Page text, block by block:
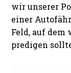
wir unserer
einer
Feld, auf dem
predigen